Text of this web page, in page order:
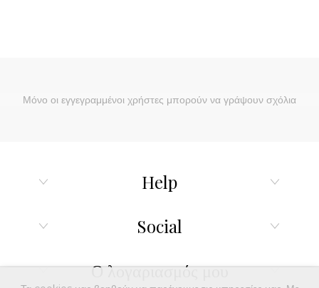
Μόνο οι εγγεγραμμένοι χρήστες μπορούν να γράψουν σχόλια
Help
Social
Ο λογαριασμός μου